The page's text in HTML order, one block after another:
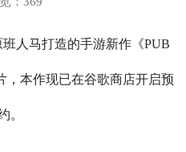
马打造的手游新作《PUB
，本作现已在谷歌商店开启预
。